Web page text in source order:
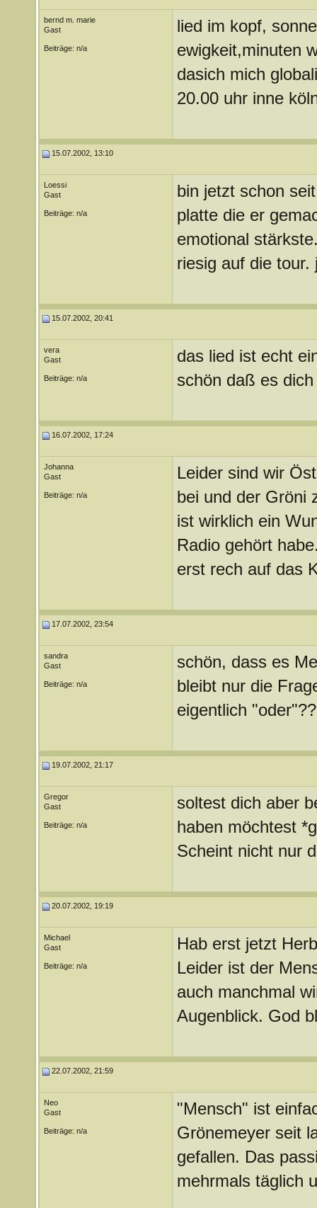
bernd m. marie
Gast
Beiträge: n/a
lied im kopf,
ewigkeit,minuten
dasich mich
20.00 uhr inne
15.07.2002, 13:10
Loessi
Gast
Beiträge: n/a
bin jetzt schon
platte die er
emotional
riesig auf die tour.
15.07.2002, 20:41
vera
Gast
Beiträge: n/a
das lied ist echt
schön daß es
16.07.2002, 17:24
Johanna
Gast
Beiträge: n/a
Leider sind wir
bei und der Gröni
ist wirklich ein
Radio gehört
erst rech auf das
17.07.2002, 23:54
sandra
Gast
Beiträge: n/a
schön, dass es
bleibt nur die
eigentlich
19.07.2002, 21:17
Gregor
Gast
Beiträge: n/a
soltest dich aber
haben möchtest
Scheint nicht nur
20.07.2002, 19:19
Michael
Gast
Beiträge: n/a
Hab erst jetzt
Leider ist der
auch manchmal
Augenblick. God
22.07.2002, 21:59
Neo
Gast
Beiträge: n/a
"Mensch" ist
Grönemeyer seit
gefallen. Das
mehrmals täglich